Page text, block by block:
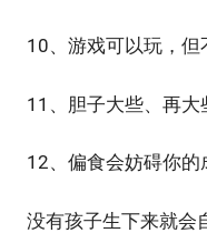
10、游戏可以玩，但
11、胆子大些、再大
12、偏食会妨碍你的
没有孩子生下来就会